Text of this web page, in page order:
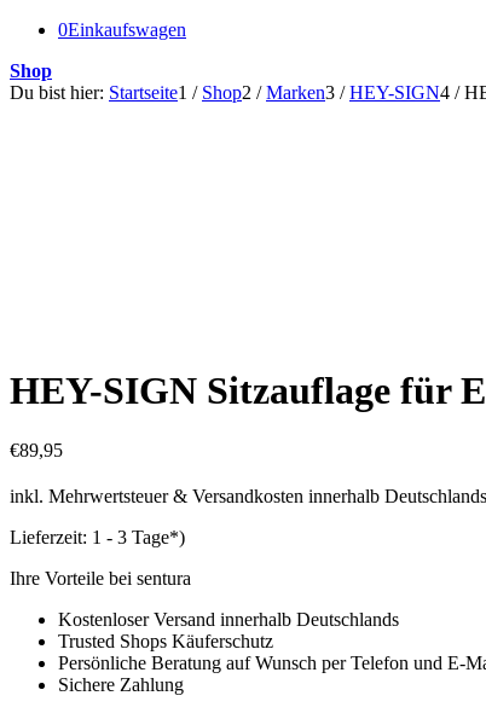
0Einkaufswagen
Shop
Du bist hier: Startseite1 / Shop2 / Marken3 / HEY-SIGN4 /
HEY-SIGN Sitzauflage für
€89,95
inkl. Mehrwertsteuer & Versandkosten innerhalb Deutschlands
Lieferzeit: 1 - 3 Tage*)
Ihre Vorteile bei sentura
Kostenloser Versand innerhalb Deutschlands
Trusted Shops Käuferschutz
Persönliche Beratung auf Wunsch per Telefon und E-
Sichere Zahlung